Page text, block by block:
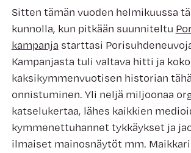
Sitten tämän vuoden helmikuussa
kunnolla, kun pitkään suunniteltu
kampanja starttasi
Kampanjasta tuli valtava hitti ja
kaksikymmenvuotisen historian
onnistuminen. Yli neljä miljoonaa
katselukertaa, lähes kaikkien
kymmenettuhannet tykkäykset ja
ilmaiset mainosnäytöt mm.